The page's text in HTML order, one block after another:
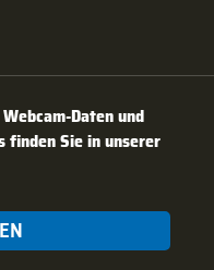
Daten und
finden Sie in unserer